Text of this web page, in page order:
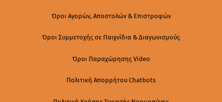
Όροι Αγορών, Αποστολών & Επιστροφών
Όροι Συμμετοχής σε Παιχνίδια & Διαγωνισμούς
Όροι Παραχώρησης Video
Πολιτική Απορρήτου Chatbots